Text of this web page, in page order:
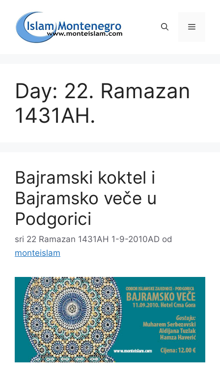
sadržaj
Day: 22. Ramazan
1431AH.
Bajramski koktel i
Bajramsko veče u
Podgorici
sri 22 Ramazan 1431AH 1-9-2010AD od
monteislam